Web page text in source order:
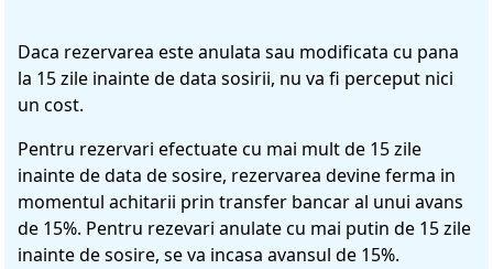
Daca rezervarea este anulata sau modificata cu pana
la 15 zile inainte de data sosirii, nu va fi perceput nici
un cost.
Pentru rezervari efectuate cu mai mult de 15 zile
inainte de data de sosire, rezervarea devine ferma in
momentul achitarii prin transfer bancar al unui avans
de 15%. Pentru rezevari anulate cu mai putin de 15 zile
inainte de sosire, se va incasa avansul de 15%.